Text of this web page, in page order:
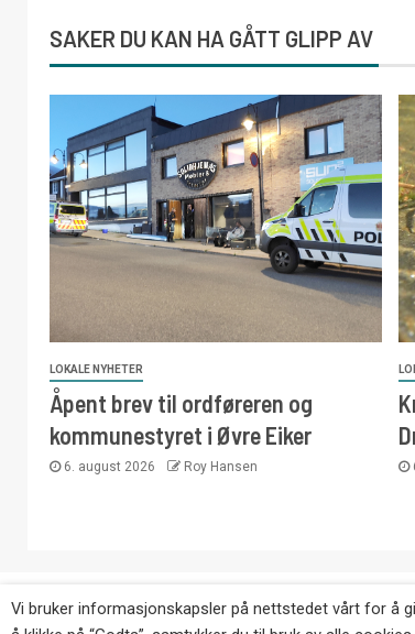
SAKER DU KAN HA GÅTT GLIPP AV
LOKALE NYHETER
Åpent brev til ordføreren og
kommunestyret i Øvre Eiker
6. august 2026 Roy Hansen
Copyright © Eikernytt.no utgis av Roy’s
Vi bruker informasjonskapsler på nettstedet vårt for å